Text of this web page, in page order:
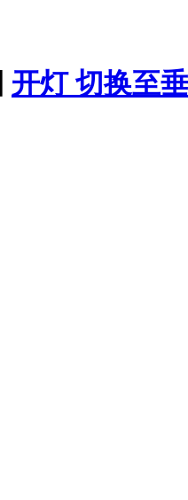
开灯 切换至